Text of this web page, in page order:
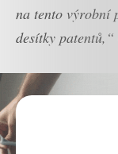
na tento výrobní
desítky patentů,“